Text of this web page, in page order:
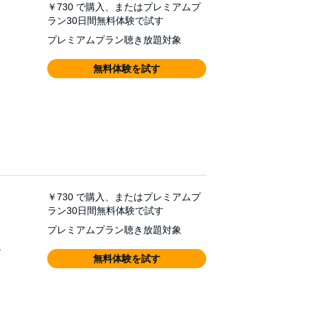
￥730 で購入、またはプレミアムプ
ラン30日間無料体験で試す
プレミアムプラン聴き放題対象
無料体験を試す
￥730 で購入、またはプレミアムプ
ラン30日間無料体験で試す
プレミアムプラン聴き放題対象
無料体験を試す